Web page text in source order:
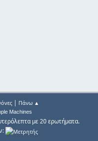
| Πάνω ▲
Machines
με 20 ερωτήματα.